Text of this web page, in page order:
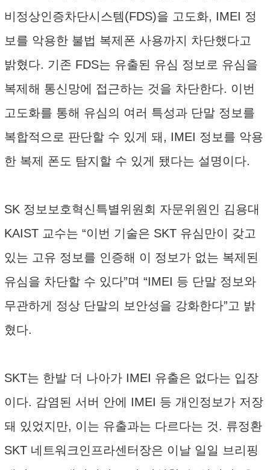
비정상인증차단시스템(FDS)을 고도화, IMEI 정
보를 악용한 불법 복제폰 사용까지 차단했다고
밝혔다. 기존 FDS는 유출된 유심 정보로 유심을
복제해 통신망에 접근하는 것을 차단한다. 이번
고도화를 통해 유심의 여러 특성과 단말 정보를
복합적으로 판단할 수 있게 돼, IMEI 정보를 악용
한 복제 폰도 탐지할 수 있게 됐다는 설명이다.
SK 정보보호혁신특별위원회 자문위원인 김용대
KAIST 교수는 “이번 기술은 SKT 유심만이 갖고
있는 고유 정보를 인증해 이 정보가 없는 복제된
유심을 차단할 수 있다”며 “IMEI 등 단말 정보와
무관하게 정상 단말의 보안성을 강화한다”고 밝
혔다.
SKT는 한발 더 나아가 IMEI 유출은 없다는 입장
이다. 감염된 서버 안에 IMEI 등 개인정보가 저장
돼 있었지만, 이는 유출과는 다르다는 것. 류정환
SKT 네트워크인프라센터장은 이날 일일 브리핑